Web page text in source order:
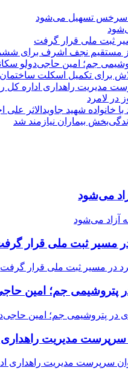
سرخس تسهیل می‌شود
مستقیم نجف اشرف برای
جم؛ امین حاجی‌دولو
برای تکمیل اسکلت
مدیریت راهداری اداره
خانواده شهید جاویدالاثر علی
بیماران نیازمند شد
می‌شود
پتروشیمی جم؛ امین
مدیریت